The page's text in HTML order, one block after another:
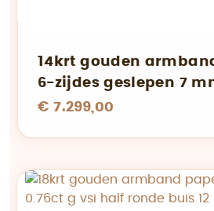
14krt gouden
6-zijdes geslepen 7
€ 7.299,00